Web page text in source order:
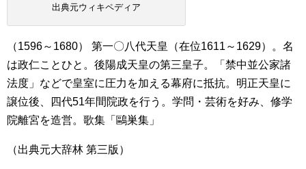
出典元ウィキペディア
（1596～1680） 第一〇八代天皇（在位1611～1629）。名
は政仁ことひと。後陽成天皇の第三皇子。「禁中並公家諸
法度」などで皇室に圧力を加える幕府に抵抗。明正天皇に
譲位後、四代51年間院政を行う。学問・芸術を好み、修学
院離宮を造営。歌集「鷗巣集」
（出典元大辞林 第三版）